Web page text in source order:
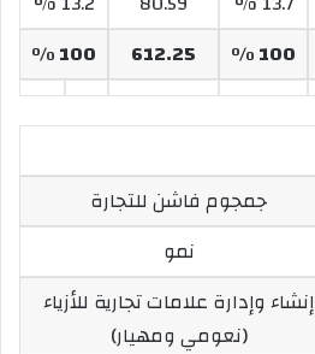
100 %
612.25
100 %
جمجوم فاشن للتجارة
نمو
إنشاء وإدارة علامات تجارية للأزياء
(نعومي ومهيار)